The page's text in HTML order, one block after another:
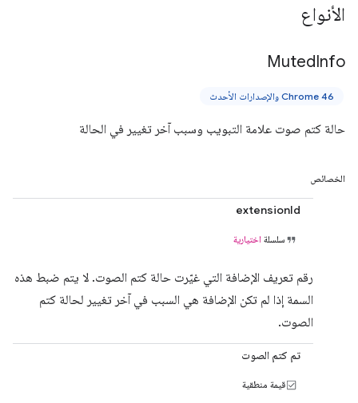
الأنواع
MutedInfo
Chrome 46 والإصدارات الأحدث
حالة كتم صوت علامة التبويب وسبب آخر تغيير في الحالة
الخصائص
extensionId
سلسلة اختيارية
رقم تعريف الإضافة التي غيّرت حالة كتم الصوت. لا يتم ضبط هذه
السمة إذا لم تكن الإضافة هي السبب في آخر تغيير لحالة كتم
الصوت.
تم كتم الصوت
قيمة منطقية